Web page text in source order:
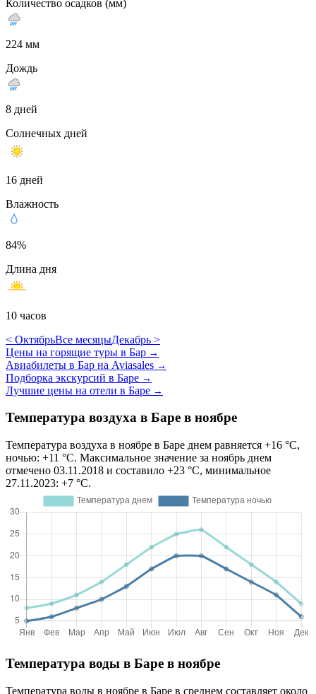
Количество осадков (мм)
224 мм
Дождь
8 дней
Солнечных дней
16 дней
Влажность
84%
Длина дня
10 часов
< ОктябрьВсе месяцыДекабрь >
Цены на горящие туры в Бар →
Авиабилеты в Бар на Aviasales →
Подборка экскурсий в Баре →
Лучшие цены на отели в Баре →
Температура воздуха в Баре в ноябре
Температура воздуха в ноябре в Баре днем равняется +16 °C,
ночью: +11 °C. Максимальное значение за ноябрь днем
отмечено 03.11.2018 и составило +23 °C, минимальное
27.11.2023: +7 °C.
Температура воды в Баре в ноябре
Температура воды в ноябре в Баре в среднем составляет около